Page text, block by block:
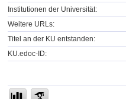
Institutionen der Universität:
Weitere URLs:
Titel an der KU entstanden:
KU.edoc-ID: